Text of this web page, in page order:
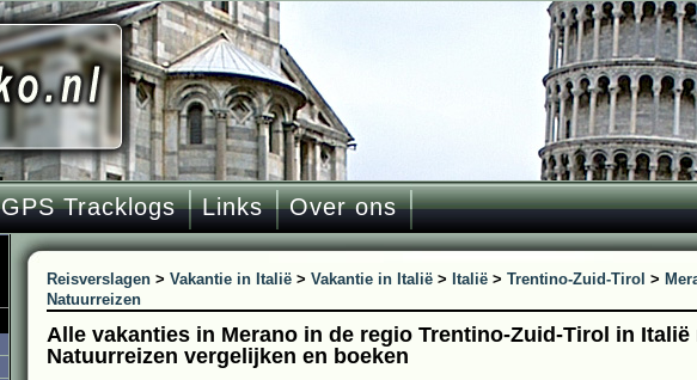
GPS Tracklogs Links Over ons
Reisverslagen > Vakantie in Italië > Vakantie in Italië > Italië > Trentino-Zuid-Tirol >
Natuurreizen
Alle vakanties in Merano in de regio Trentino-Zuid-Tirol in Italië
Natuurreizen vergelijken en boeken